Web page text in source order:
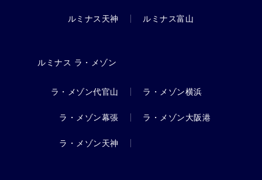
ルミナス天神 ルミナス富山
ルミナス ラ・メゾン
ラ・メゾン代官山 ラ・メゾン横浜
ラ・メゾン幕張 ラ・メゾン大阪港
ラ・メゾン天神